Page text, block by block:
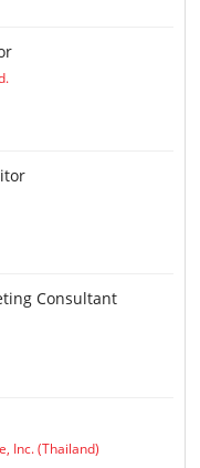
Consultant
Inc. (Thailand)